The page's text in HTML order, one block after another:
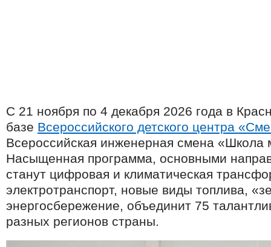
С 21 ноября по 4 декабря 2026 года в
базе Всероссийского детского центра
Всероссийская инженерная смена «Школа
Насыщенная программа, основными
станут цифровая и климатическая
электротранспорт, новые виды топлива,
энергосбережение, объединит 75
разных регионов страны.